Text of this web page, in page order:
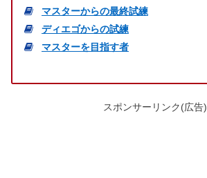
マスターからの最終試練
ディエゴからの試練
マスターを目指す者
スポンサーリンク(広告)